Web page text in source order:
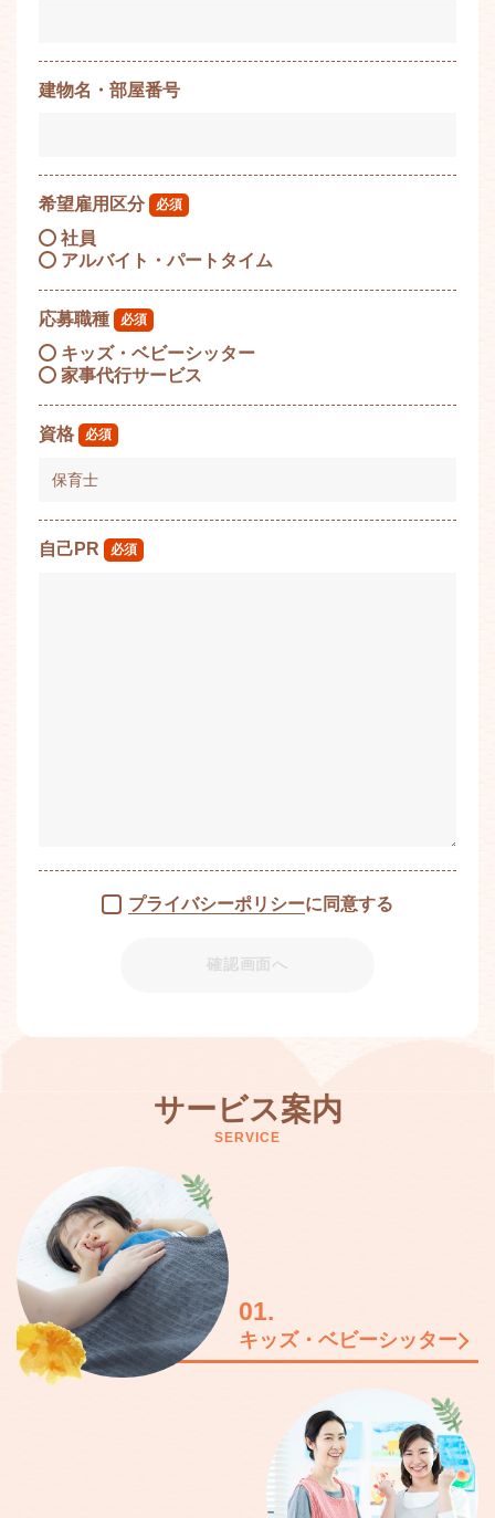
建物名・部屋番号
希望雇用区分 必須
社員
アルバイト・パートタイム
応募職種 必須
キッズ・ベビーシッター
家事代行サービス
資格 必須
自己PR 必須
プライバシーポリシーに同意する
確認画面へ
サービス案内
SERVICE
01.
キッズ・ベビーシッター